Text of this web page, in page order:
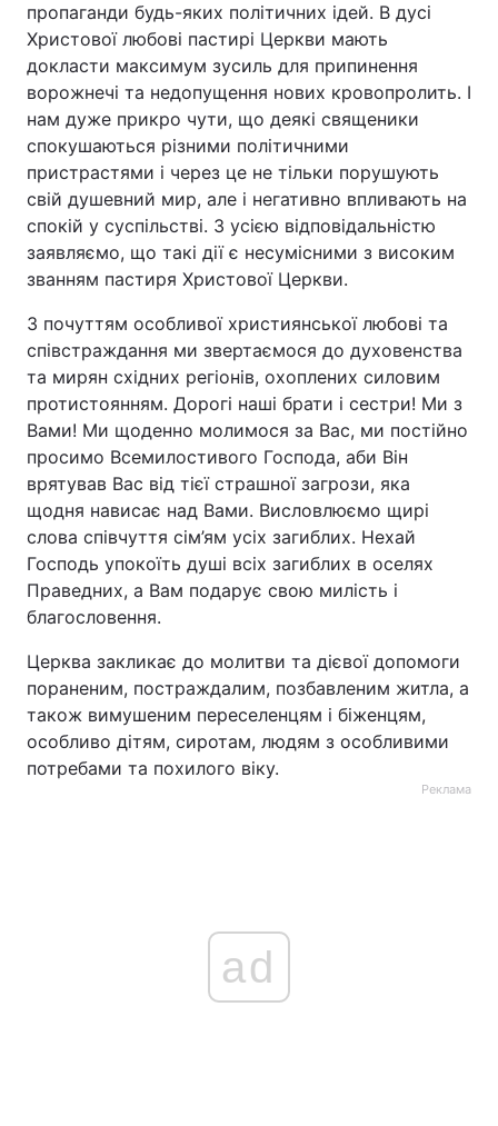
пропаганди будь-яких політичних ідей. В дусі
Христової любові пастирі Церкви мають
докласти максимум зусиль для припинення
ворожнечі та недопущення нових кровопролить. І
нам дуже прикро чути, що деякі священики
спокушаються різними політичними
пристрастями і через це не тільки порушують
свій душевний мир, але і негативно впливають на
спокій у суспільстві. З усією відповідальністю
заявляємо, що такі дії є несумісними з високим
званням пастиря Христової Церкви.
З почуттям особливої християнської любові та
співстраждання ми звертаємося до духовенства
та мирян східних регіонів, охоплених силовим
протистоянням. Дорогі наші брати і сестри! Ми з
Вами! Ми щоденно молимося за Вас, ми постійно
просимо Всемилостивого Господа, аби Він
врятував Вас від тієї страшної загрози, яка
щодня нависає над Вами. Висловлюємо щирі
слова співчуття сім’ям усіх загиблих. Нехай
Господь упокоїть душі всіх загиблих в оселях
Праведних, а Вам подарує свою милість і
благословення.
Церква закликає до молитви та дієвої допомоги
пораненим, постраждалим, позбавленим житла, а
також вимушеним переселенцям і біженцям,
особливо дітям, сиротам, людям з особливими
потребами та похилого віку.
Реклама
ad